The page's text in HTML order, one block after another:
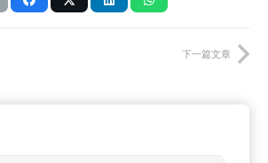
下一篇文章